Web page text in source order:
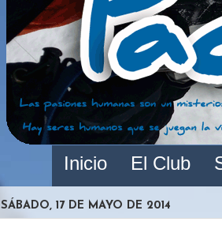
Inicio El Club
SÁBADO, 17 DE MAYO DE 2014